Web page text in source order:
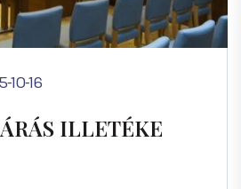
10-16
ILLETÉKE